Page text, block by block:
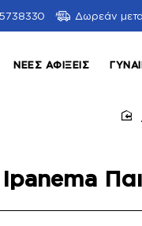
Δωρεάν
ΝΈΕΣ ΑΦΊΞΕΙΣ
Ipanema